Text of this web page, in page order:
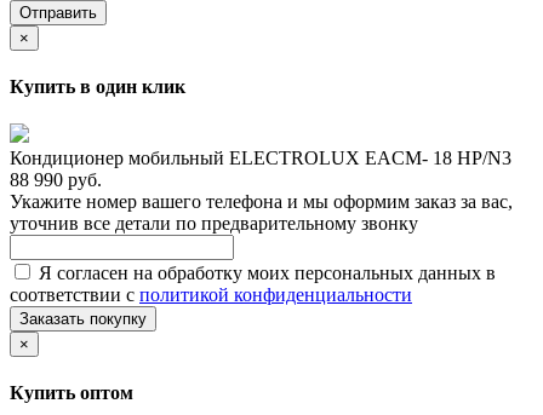
Отправить
×
Купить в один клик
Кондиционер мобильный ELECTROLUX EACM- 18 НP/N3
88 990 руб.
Укажите номер вашего телефона и мы оформим заказ за вас,
уточнив все детали по предварительному звонку
Я согласен на обработку моих персональных данных в
соответствии с политикой конфиденциальности
Заказать покупку
×
Купить оптом